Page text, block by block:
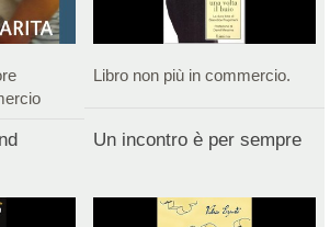
Libro non più in commercio.
Un incontro è per sempre